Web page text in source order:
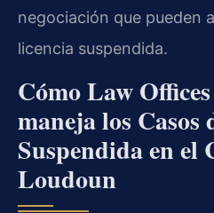
negociación que pueden
licencia suspendida.
Cómo Law
maneja los Casos
Suspendida en el
Loudoun